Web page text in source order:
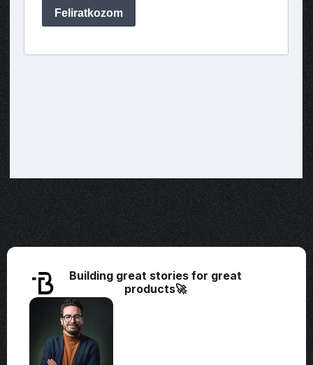
Building great stories for great
products🚀